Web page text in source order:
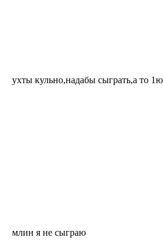
ухты кульно,надабы сыграть,а то
млин я не сыграю